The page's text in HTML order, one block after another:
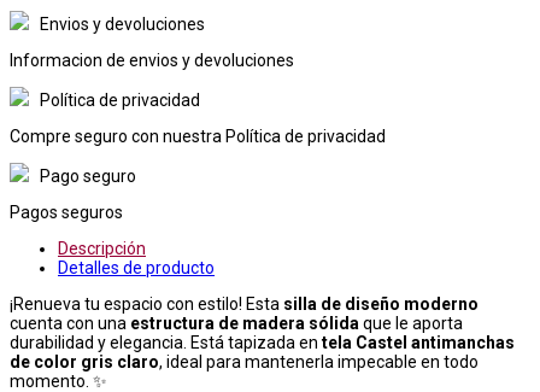
Envios y devoluciones
Informacion de envios y devoluciones
Política de privacidad
Compre seguro con nuestra Política de privacidad
Pago seguro
Pagos seguros
Descripción
Detalles de producto
¡Renueva tu espacio con estilo! Esta silla de diseño moderno
cuenta con una estructura de madera sólida que le aporta
durabilidad y elegancia. Está tapizada en tela Castel antimanchas
de color gris claro, ideal para mantenerla impecable en todo
momento. ✨